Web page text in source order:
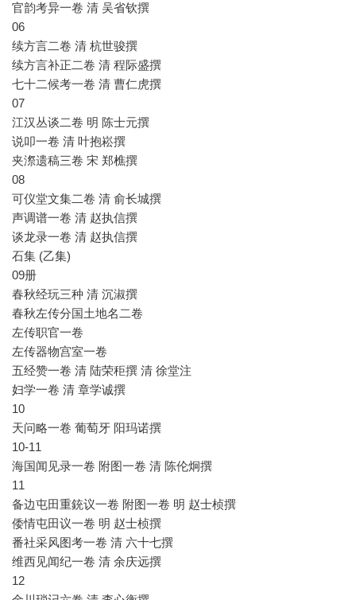
官韵考异一卷 清 吴省钦撰
06
续方言二卷 清 杭世骏撰
续方言补正二卷 清 程际盛撰
七十二候考一卷 清 曹仁虎撰
07
江汉丛谈二卷 明 陈士元撰
说叩一卷 清 叶抱崧撰
夹漈遗稿三卷 宋 郑樵撰
08
可仪堂文集二卷 清 俞长城撰
声调谱一卷 清 赵执信撰
谈龙录一卷 清 赵执信撰
石集 (乙集)
09册
春秋经玩三种 清 沉淑撰
春秋左传分国土地名二卷
左传职官一卷
左传器物宫室一卷
五经赞一卷 清 陆荣秬撰 清 徐堂注
妇学一卷 清 章学诚撰
10
天问略一卷 葡萄牙 阳玛诺撰
10-11
海国闻见录一卷 附图一卷 清 陈伦炯撰
11
备边屯田重銃议一卷 附图一卷 明 赵士桢撰
倭情屯田议一卷 明 赵士桢撰
番社采风图考一卷 清 六十七撰
维西见闻纪一卷 清 余庆远撰
12